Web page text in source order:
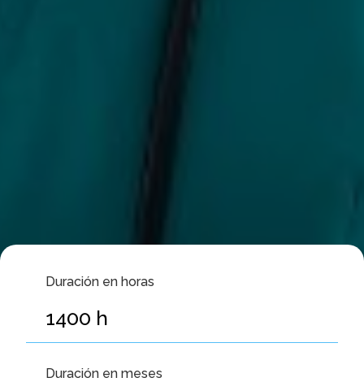
Duración en horas
1400 h
Duración en meses